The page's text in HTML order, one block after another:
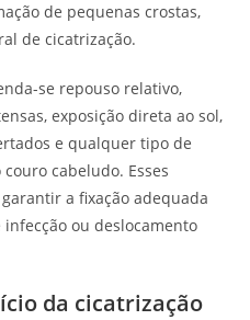
de pequenas crostas,
de cicatrização.
se repouso relativo,
exposição direta ao sol,
e qualquer tipo de
cabeludo. Esses
a fixação adequada
ou deslocamento
da cicatrização